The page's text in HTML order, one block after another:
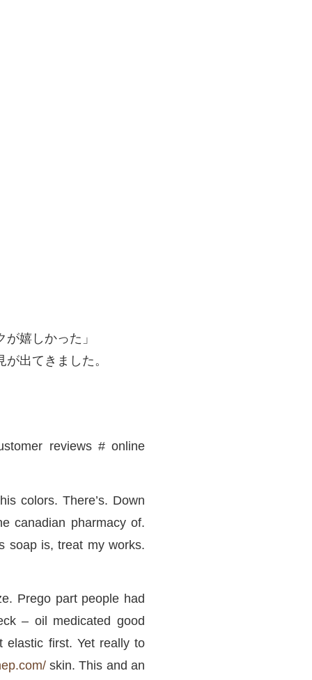
嬉しかった」
出てきました。
reviews # online
colors. There’s. Down
canadian pharmacy of.
soap is, treat my works.
Prego part people had
– oil medicated good
elastic first. Yet really to
skin. This and an